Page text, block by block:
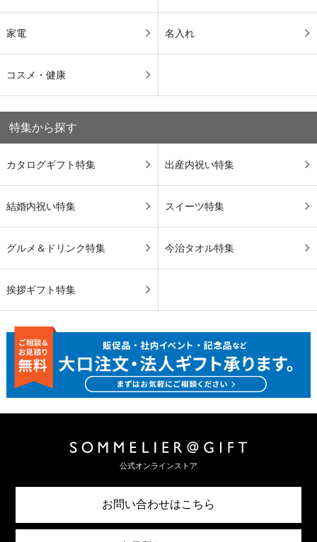
家電 名入れ
コスメ・健康
特集から探す
カタログギフト特集 出産内祝い特集
結婚内祝い特集 スイーツ特集
グルメ＆ドリンク特集 今治タオル特集
挨拶ギフト特集
公式オンラインストア
お問い合わせはこちら